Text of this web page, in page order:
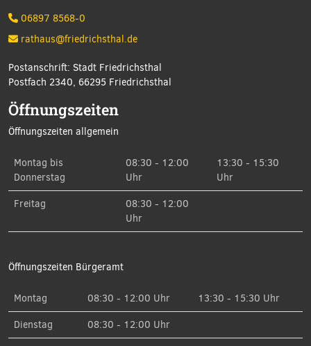
06897 8568-0
rathaus@friedrichsthal.de
Postanschrift: Stadt Friedrichsthal
Postfach 2340, 66295 Friedrichsthal
Öffnungszeiten
Öffnungszeiten allgemein
Montag bis
Donnerstag
08:30 - 12:00
Uhr
13:30 - 15:30
Uhr
Freitag
08:30 - 12:00
Uhr
Öffnungszeiten Bürgeramt
Montag 08:30 - 12:00 Uhr
13:30 - 15:30 Uhr
Dienstag
08:30 - 12:00 Uhr